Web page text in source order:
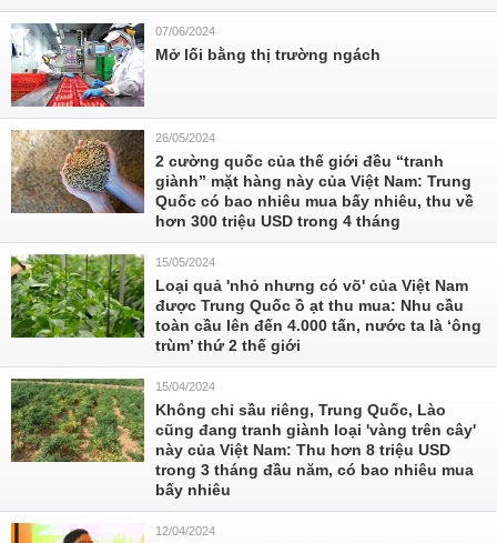
07/06/2024
Mở lối bằng thị trường ngách
26/05/2024
2 cường quốc của thế giới đều “tranh
giành” mặt hàng này của Việt Nam: Trung
Quốc có bao nhiêu mua bấy nhiêu, thu về
hơn 300 triệu USD trong 4 tháng
15/05/2024
Loại quả 'nhỏ nhưng có võ' của Việt Nam
được Trung Quốc ồ ạt thu mua: Nhu cầu
toàn cầu lên đến 4.000 tấn, nước ta là ‘ông
trùm’ thứ 2 thế giới
15/04/2024
Không chỉ sầu riêng, Trung Quốc, Lào
cũng đang tranh giành loại 'vàng trên cây'
này của Việt Nam: Thu hơn 8 triệu USD
trong 3 tháng đầu năm, có bao nhiêu mua
bấy nhiêu
12/04/2024